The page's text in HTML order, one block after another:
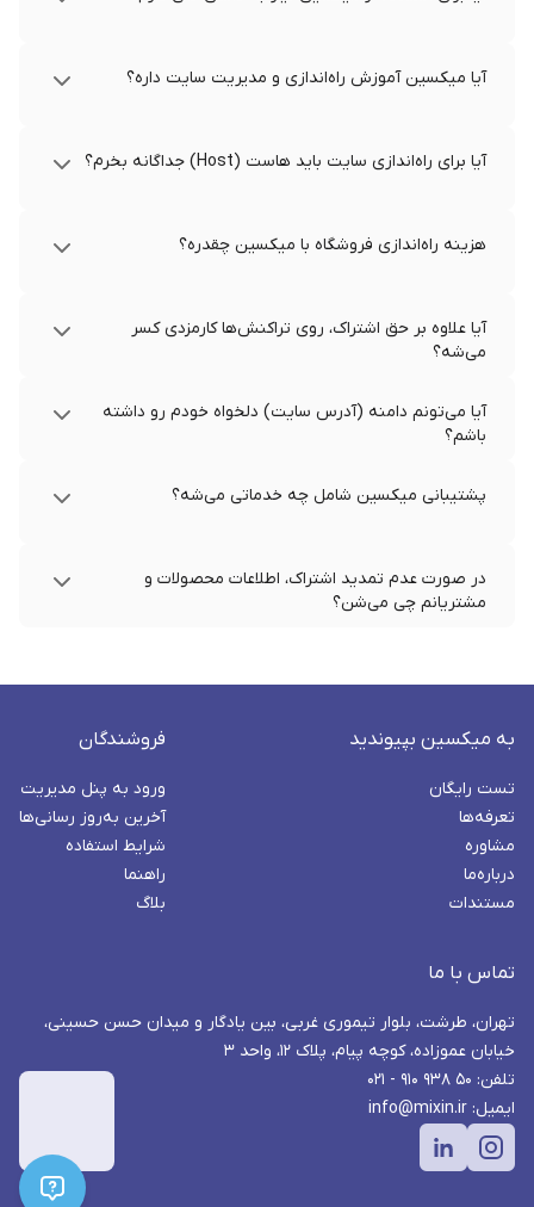
آیا میکسین آموزش راه‌اندازی و مدیریت سایت داره؟
آیا برای راه‌اندازی سایت باید هاست (Host) جداگانه بخرم؟
هزینه راه‌اندازی فروشگاه با میکسین چقدره؟
آیا علاوه بر حق اشتراک، روی تراکنش‌ها کارمزدی کسر
می‌شه؟
آیا می‌تونم دامنه (آدرس سایت) دلخواه خودم رو داشته
باشم؟
پشتیبانی میکسین شامل چه خدماتی می‌شه؟
در صورت عدم تمدید اشتراک، اطلاعات محصولات و
مشتریانم چی می‌شن؟
به میکسین بپیوندید
تست رایگان
تعرفه‌ها
مشاوره
درباره‌ما
مستندات
فروشندگان
ورود به پنل مدیریت
آخرین به‌روز رسانی‌ها
شرایط استفاده
راهنما
بلاگ
تماس با ما
تهران، طرشت، بلوار تیموری غربی، بین یادگار و میدان حسن حسینی،
خیابان عموزاده، کوچه پیام، پلاک ۱۲، واحد ۳
تلفن: ۵۰ ۹۳۸ ۹۱۰ - ۰۲۱
ایمیل: info@mixin.ir